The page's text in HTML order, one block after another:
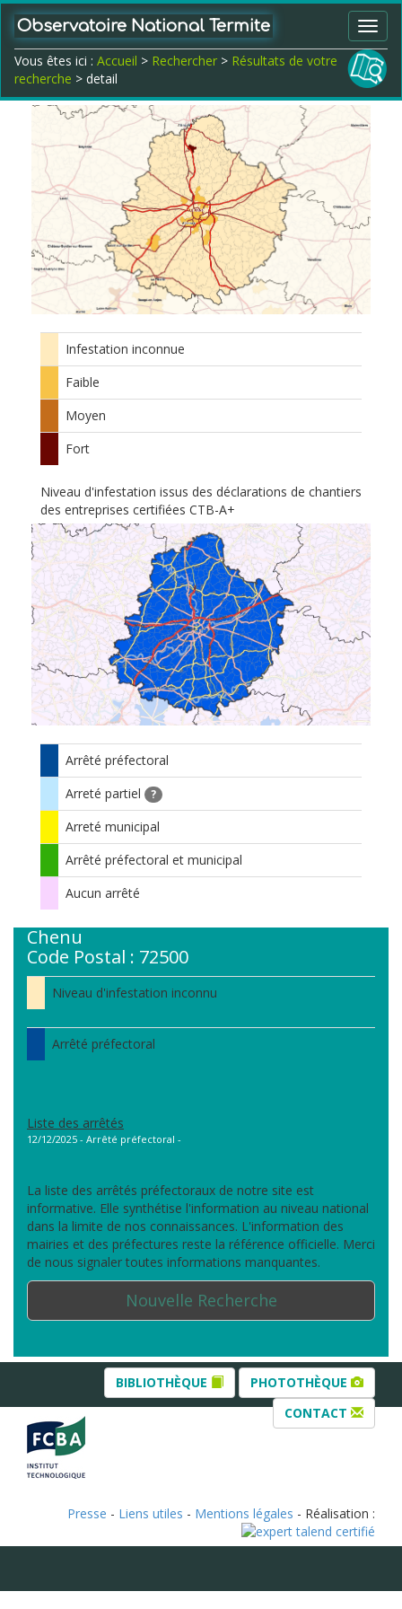
Observatoire National Termite
Vous êtes ici : Accueil > Rechercher > Résultats de votre
recherche > detail
Infestation inconnue
Faible
Moyen
Fort
Niveau d'infestation issus des déclarations de chantiers
des entreprises certifiées CTB-A+
Arrêté préfectoral
Arreté partiel
?
Arreté municipal
Arrêté préfectoral et municipal
Aucun arrêté
Chenu
Code Postal : 72500
Niveau d'infestation inconnu
Arrêté préfectoral
Liste des arrêtés
12/12/2025 - Arrêté préfectoral -
La liste des arrêtés préfectoraux de notre site est
informative. Elle synthétise l'information au niveau national
dans la limite de nos connaissances. L'information des
mairies et des préfectures reste la référence officielle. Merci
de nous signaler toutes informations manquantes.
Nouvelle Recherche
BIBLIOTHÈQUE
PHOTOTHÈQUE
CONTACT
Presse - Liens utiles - Mentions légales - Réalisation :